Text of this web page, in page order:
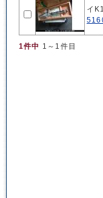
1件中 1～1件目
イ